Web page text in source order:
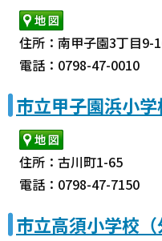
住所：南甲子園3丁目9-
電話：0798-47-0010
市立甲子園浜小学
住所：古川町1-65
電話：0798-47-7150
市立高須小学校（